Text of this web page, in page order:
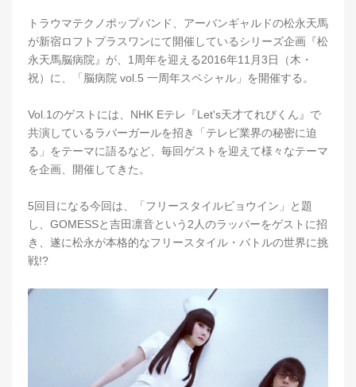
トラウマテクノポップバンド、アーバンギャルドの松永天馬
が新宿ロフトプラスワンにて開催しているシリーズ企画『松
永天馬脳病院』が、1周年を迎える2016年11月3日（木・
祝）に、「脳病院 vol.5 一周年スペシャル」を開催する。
Vol.1のゲストには、NHK Eテレ『Let's天才てれびくん』で
共演しているラバーガールを招き「テレビ業界の秘密に迫
る」をテーマに語るなど、毎回ゲストを迎えて様々なテーマ
を企画、開催してきた。
5回目になる今回は、「フリースタイルビョウイン」と題
し、GOMESSと吉田凛音という2人のラッパーをゲストに招
き、遂に松永が本格的なフリースタイル・バトルの世界に挑
戦!?